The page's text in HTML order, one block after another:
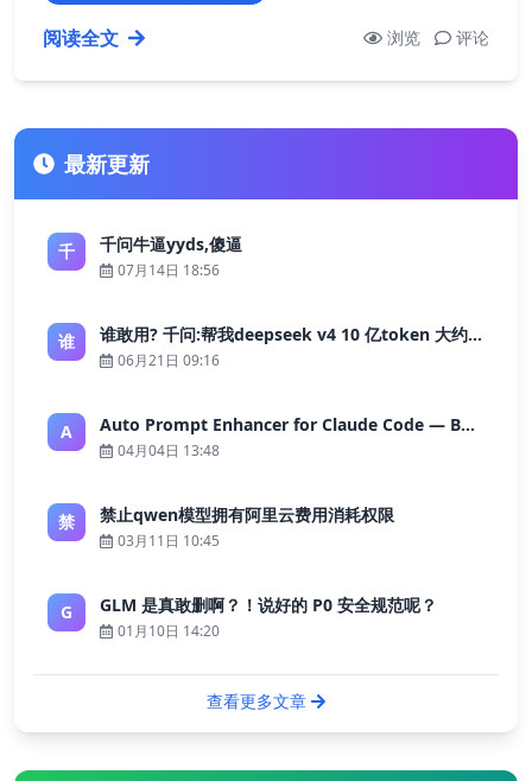
阅读全文 浏览 评论
最新更新
千 千问牛逼yyds,傻逼
07月14日 18:56
谁 谁敢用? 千问:帮我deepseek v4 10 亿token 大约多少花费 ?
06月21日 09:16
A Auto Prompt Enhancer for Claude Code — Building a Highly Reliable AI Programming Workflow
04月04日 13:48
禁 禁止qwen模型拥有阿里云费用消耗权限
03月11日 10:45
G GLM 是真敢删啊？！说好的 P0 安全规范呢？
01月10日 14:20
查看更多文章